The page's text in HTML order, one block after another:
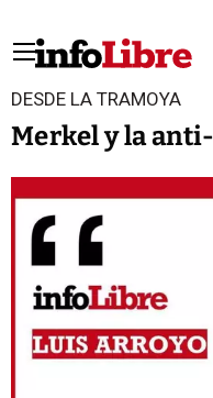
DESDE LA TRAMOYA
Merkel y la